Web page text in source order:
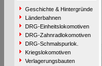
Geschichte & Hintergründe
Länderbahnen
DRG-Einheitslokomotiven
DRG-Zahnradlokomotiven
DRG-Schmalspurlok.
Kriegslokomotiven
Verlagerungsbauten